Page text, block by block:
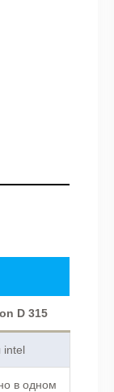
D 315
intel
в одном